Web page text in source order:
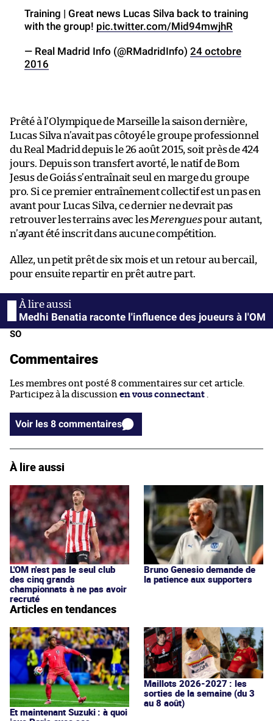
Training | Great news Lucas Silva back to training
with the group! pic.twitter.com/Mid94mwjhR
— Real Madrid Info (@RMadridInfo) 24 octobre
2016
Prêté à l’Olympique de Marseille la saison dernière,
Lucas Silva n’avait pas côtoyé le groupe professionnel
du Real Madrid depuis le 26 août 2015, soit près de 424
jours. Depuis son transfert avorté, le natif de Bom
Jesus de Goiás s’entraînait seul en marge du groupe
pro. Si ce premier entraînement collectif est un pas en
avant pour Lucas Silva, ce dernier ne devrait pas
retrouver les terrains avec lesMerenguespour autant,
n’ayant été inscrit dans aucune compétition.
Allez, un petit prêt de six mois et un retour au bercail,
pour ensuite repartir en prêt autre part.
Medhi Benatia raconte l'influence des joueurs à l'OM
SO
Commentaires
Les membres ont posté 8 commentaires sur cet article.
Participez à la discussion en vous connectant .
Voir les 8 commentaires
À lire aussi
L'OM n'est pas le seul club
des cinq grands
championnats à ne pas avoir
recruté
Bruno Genesio demande de
la patience aux supporters
Articles en tendances
Et maintenant Suzuki : à quoi
Maillots 2026-2027 : les
sorties de la semaine (du 3
au 8 août)